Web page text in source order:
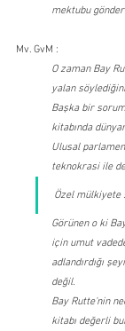
mektubu
Mv. GvM :
O zaman Bay
yalan
Başka bir
kitabında
Ulusal
teknokrasi ile
Özel mülkiyete
Görünen o ki
için umut
adlandırdığı
değil.
Bay Rutte'nin
kitabı değerli